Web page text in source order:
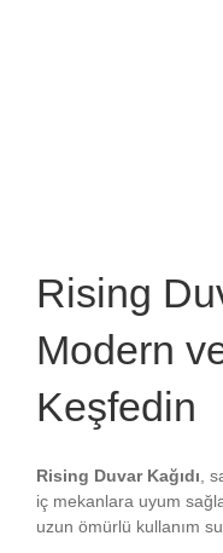
Rising
Modern
Keşfedin
Rising Duvar Kağıdı ,
iç mekanlara uyum
uzun ömürlü kullanım